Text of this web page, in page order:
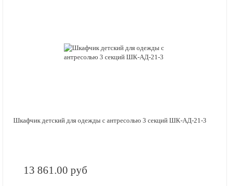
Шкафчик детский для одежды с антресолью 3 секций ШК-АД-21-3
13 861.00 руб